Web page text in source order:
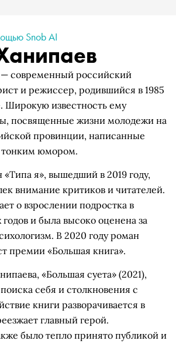
Snob AI
современный российский
и режиссер, родившийся в 1985
Широкую известность ему
посвященные жизни молодежи на
провинции, написанные
юмором.
я», вышедший в 2019 году,
внимание критиков и читателей.
о взрослении подростка в
годов и была высоко оценена за
В 2020 году роман
премии «Большая книга».
«Большая суета» (2021),
себя и столкновения с
книги разворачивается в
главный герой.
было тепло принято публикой и